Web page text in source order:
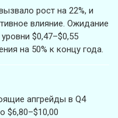
рост на 22%, и
влияние. Ожидание
$0,47–$0,55
на 50% к концу года.
апгрейды в Q4
$6,80–$10,00